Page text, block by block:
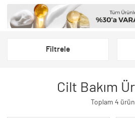
Filtrele
Cilt Bakım
Toplam 4 ürün